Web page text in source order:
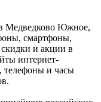
Медведково Южное,
смартфоны,
и акции в
интернет-
телефоны и часы